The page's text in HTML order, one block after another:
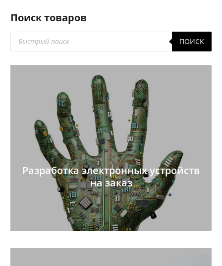
Поиск товаров
товаров
ПОИСК
Разработка электронных устройств
на заказ